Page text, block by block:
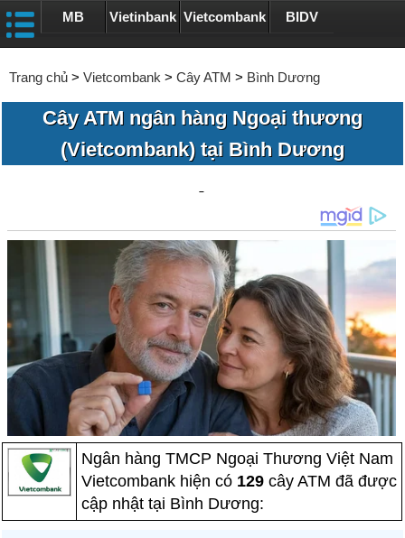
MB Vietinbank Vietcombank BIDV
Trang chủ > Vietcombank > Cây ATM > Bình Dương
Cây ATM ngân hàng Ngoại thương
(Vietcombank) tại Bình Dương
Ngân hàng TMCP Ngoại Thương Việt Nam
Vietcombank hiện có 129 cây ATM đã được
cập nhật tại Bình Dương: